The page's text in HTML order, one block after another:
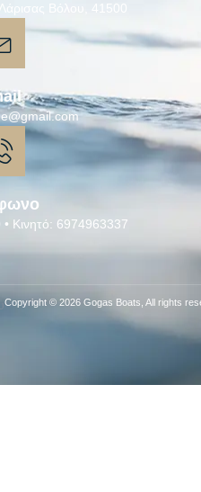
Βόλου, 41500
Κινητό: 6974963337
Copyright © 2026 Gogas Boats, All rights